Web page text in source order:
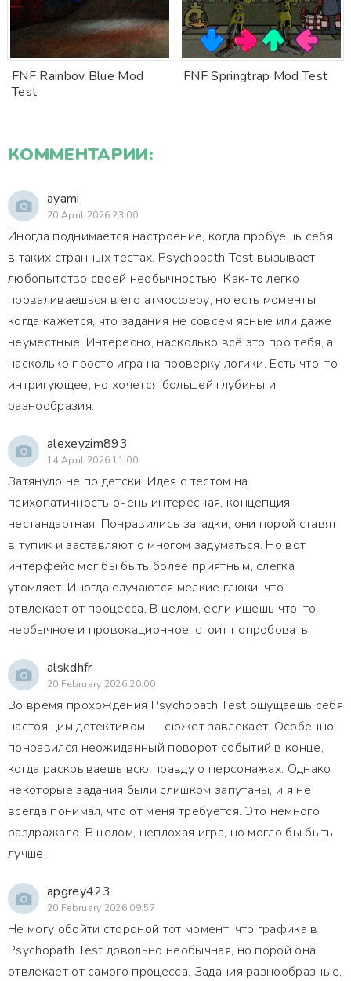
FNF Rainbov Blue Mod
Test
FNF Springtrap Mod Test
КОММЕНТАРИИ:
ayami
20 April 2026 23:00
Иногда поднимается настроение, когда пробуешь себя
в таких странных тестах. Psychopath Test вызывает
любопытство своей необычностью. Как-то легко
проваливаешься в его атмосферу, но есть моменты,
когда кажется, что задания не совсем ясные или даже
неуместные. Интересно, насколько всё это про тебя, а
насколько просто игра на проверку логики. Есть что-то
интригующее, но хочется большей глубины и
разнообразия.
alexeyzim893
14 April 2026 11:00
Затянуло не по детски! Идея с тестом на
психопатичность очень интересная, концепция
нестандартная. Понравились загадки, они порой ставят
в тупик и заставляют о многом задуматься. Но вот
интерфейс мог бы быть более приятным, слегка
утомляет. Иногда случаются мелкие глюки, что
отвлекает от процесса. В целом, если ищешь что-то
необычное и провокационное, стоит попробовать.
alskdhfr
20 February 2026 20:00
Во время прохождения Psychopath Test ощущаешь себя
настоящим детективом — сюжет завлекает. Особенно
понравился неожиданный поворот событий в конце,
когда раскрываешь всю правду о персонажах. Однако
некоторые задания были слишком запутаны, и я не
всегда понимал, что от меня требуется. Это немного
раздражало. В целом, неплохая игра, но могло бы быть
лучше.
apgrey423
20 February 2026 09:57
Не могу обойти стороной тот момент, что графика в
Psychopath Test довольно необычная, но порой она
отвлекает от самого процесса. Задания разнообразные,